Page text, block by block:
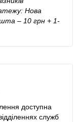
Нова
– 10 грн + 1-
доступна
служб